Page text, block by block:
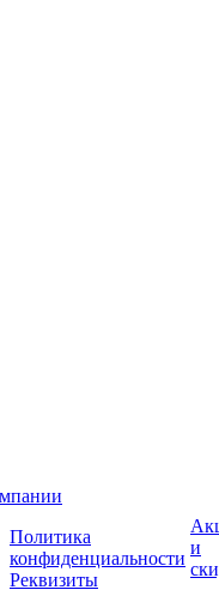
Политика
конфиденциальности
Реквизиты
и